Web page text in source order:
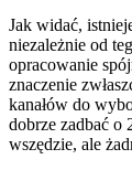
Jak widać,
niezależnie od
opracowanie
znaczenie
kanałów do
dobrze zadbać o
wszędzie, ale